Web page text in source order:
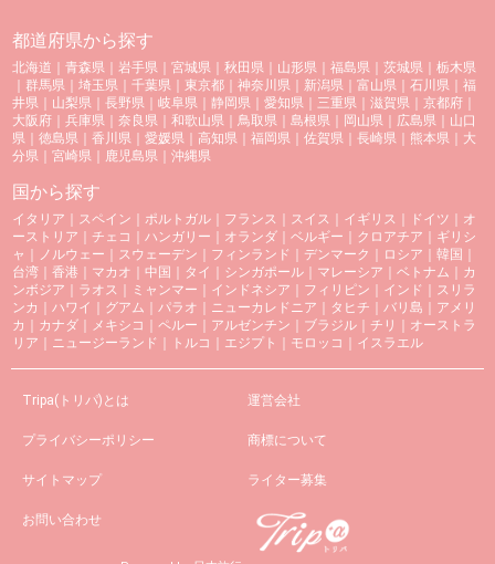
都道府県から探す
北海道 ｜青森県 ｜ 岩手県 ｜宮城県 ｜秋田県 ｜ 山形県 ｜福島県 ｜茨城県 ｜栃木県
｜ 群馬県 ｜埼玉県 ｜千葉県 ｜ 東京都 ｜神奈川県 ｜ 新潟県 ｜富山県 ｜石川県 ｜福
井県 ｜ 山梨県 ｜長野県 ｜岐阜県 ｜静岡県 ｜愛知県 ｜ 三重県 ｜滋賀県 ｜京都府 ｜
大阪府 ｜兵庫県 ｜奈良県 ｜和歌山県 ｜ 鳥取県 ｜島根県 ｜ 岡山県 ｜ 広島県 ｜ 山口
県 ｜徳島県 ｜香川県 ｜愛媛県 ｜高知県 ｜福岡県 ｜佐賀県 ｜長崎県 ｜ 熊本県 ｜ 大
分県 ｜宮崎県 ｜ 鹿児島県 ｜沖縄県
国から探す
イタリア ｜ スペイン ｜ ポルトガル ｜ フランス ｜ スイス ｜ イギリス ｜ ドイツ ｜ オ
ーストリア ｜チェコ ｜ ハンガリー ｜ オランダ ｜ベルギー ｜ クロアチア ｜ ギリシ
ャ ｜ ノルウェー ｜ スウェーデン ｜ フィンランド ｜ デンマーク ｜ ロシア ｜韓国 ｜
台湾 ｜香港 ｜ マカオ ｜中国 ｜ タイ ｜ シンガポール ｜ マレーシア ｜ベトナム ｜ カ
ンボジア ｜ ラオス ｜ ミャンマー ｜ インドネシア ｜ フィリピン ｜ インド ｜ スリラ
ンカ ｜ ハワイ ｜ グアム ｜ パラオ ｜ ニューカレドニア ｜ タヒチ ｜ バリ島 ｜ アメリ
カ ｜ カナダ ｜ メキシコ ｜ペルー ｜ アルゼンチン ｜ ブラジル ｜チリ ｜ オーストラ
リア ｜ ニュージーランド ｜ トルコ ｜ エジプト ｜ モロッコ ｜ イスラエル
Tripa(トリパ)とは 運営会社
プライバシーポリシー 商標について
サイトマップ ライター募集
お問い合わせ